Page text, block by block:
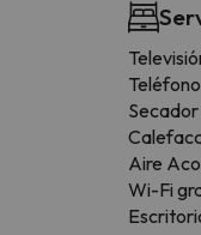
Teléfono
Aire
Wi-Fi